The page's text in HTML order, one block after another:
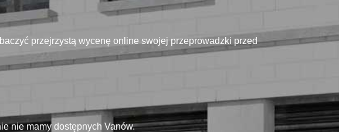
przejrzystą wycenę online swojej przeprowadzki przed
nie mamy dostępnych Vanów.